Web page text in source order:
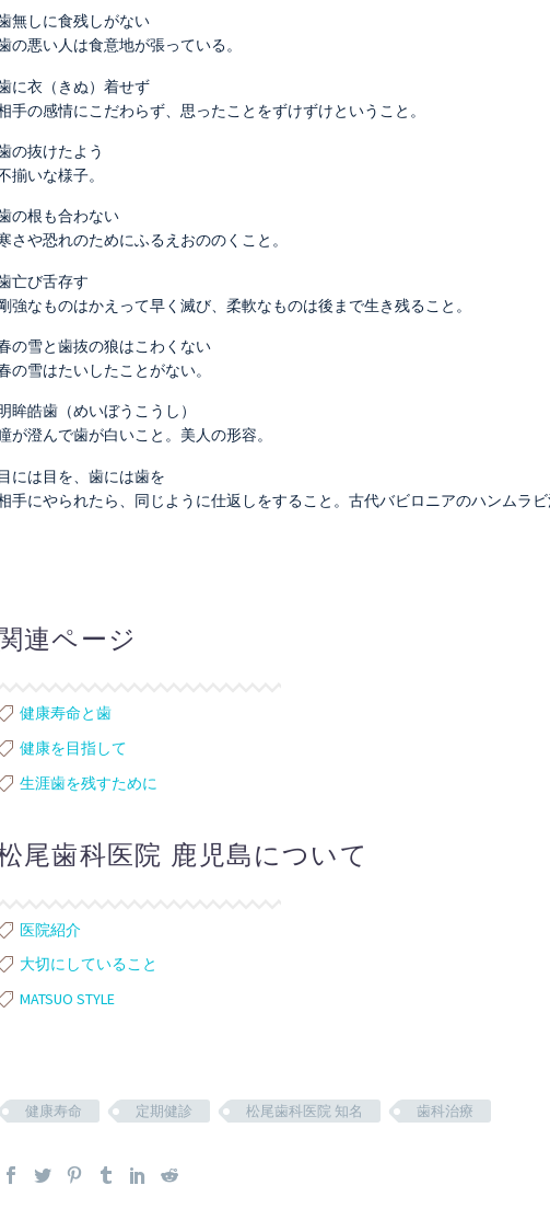
無しに食残しがない
の悪い人は食意地が張っている。
に衣（きぬ）着せず
手の感情にこだわらず、思ったことをずけずけということ。
の抜けたよう
揃いな様子。
の根も合わない
さや恐れのためにふるえおののくこと。
亡び舌存す
強なものはかえって早く滅び、柔軟なものは後まで生き残ること。
の雪と歯抜の狼はこわくない
の雪はたいしたことがない。
眸皓歯（めいぼうこうし）
が澄んで歯が白いこと。美人の形容。
目には目を、歯には歯を
手にやられたら、同じように仕返しをすること。古代バビロニアのハンムラ
連ページ
健康寿命と歯
健康を目指して
生涯歯を残すために
尾歯科医院 鹿児島について
医院紹介
大切にしていること
MATSUO STYLE
健康寿命 定期健診 松尾歯科医院 知名 歯科治療